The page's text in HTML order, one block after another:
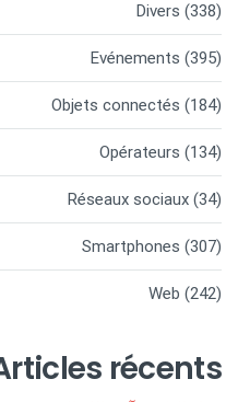
Divers (338)
Evénements (395)
Objets connectés (184)
Opérateurs (134)
Réseaux sociaux (34)
Smartphones (307)
Web (242)
récents